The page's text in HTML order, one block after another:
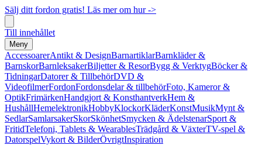
Sälj ditt fordon gratis! Läs mer om hur ->
Till innehållet
Meny
AccessoarerAntikt & DesignBarnartiklarBarnkläder &
BarnskorBarnleksakerBiljetter & ResorBygg & VerktygBöcker &
TidningarDatorer & TillbehörDVD &
VideofilmerFordonFordonsdelar & tillbehörFoto, Kameror &
OptikFrimärkenHandgjort & KonsthantverkHem &
HushållHemelektronikHobbyKlockorKläderKonstMusikMynt &
SedlarSamlarsakerSkorSkönhetSmycken & ÄdelstenarSport &
FritidTelefoni, Tablets & WearablesTrädgård & VäxterTV-spel &
DatorspelVykort & BilderÖvrigtInspiration